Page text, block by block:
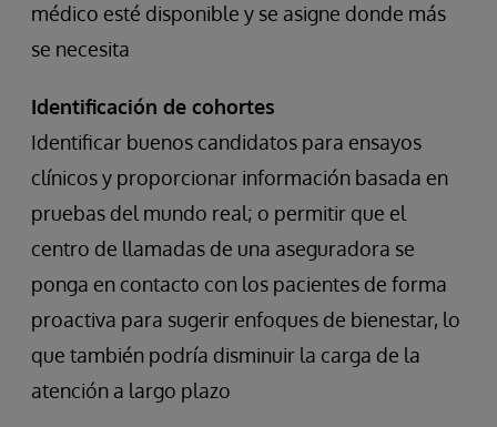
médico esté disponible y se asigne donde más
se necesita
Identificación de cohortes
Identificar buenos candidatos para ensayos
clínicos y proporcionar información basada en
pruebas del mundo real; o permitir que el
centro de llamadas de una aseguradora se
ponga en contacto con los pacientes de forma
proactiva para sugerir enfoques de bienestar, lo
que también podría disminuir la carga de la
atención a largo plazo